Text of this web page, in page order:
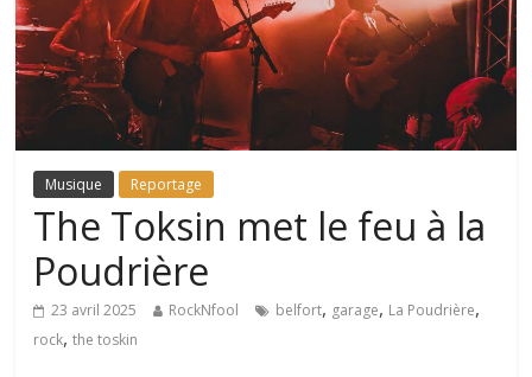
Musique Reportage
The Toksin met le feu à la
Poudrière
23 avril 2025 RockNfool belfort, garage, La Poudrière,
rock,the toskin